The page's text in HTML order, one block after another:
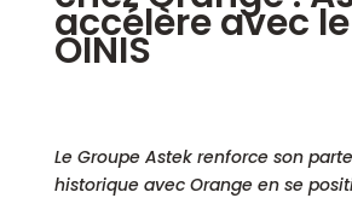
accélère avec
OINIS
Le Groupe Astek renforce son
historique avec Orange en se